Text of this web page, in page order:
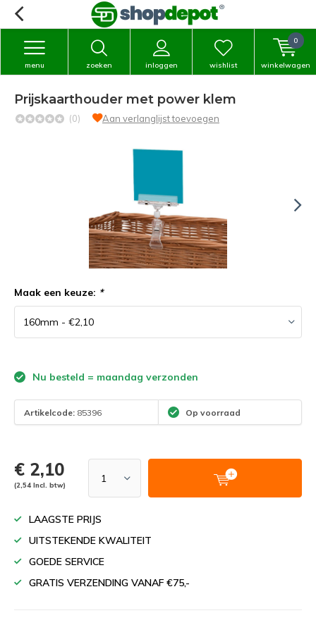
zoeken inloggen
menu wishlist winkelwagen
0
Prijskaarthouder met power klem
(0) Aan verlanglijst toevoegen
Maak een keuze: *
Nu besteld = maandag verzonden
Artikelcode: 85396 Op voorraad
€ 2,10
(2,54 Incl. btw)
LAAGSTE PRIJS
UITSTEKENDE KWALITEIT
GOEDE SERVICE
GRATIS VERZENDING VANAF €75,-